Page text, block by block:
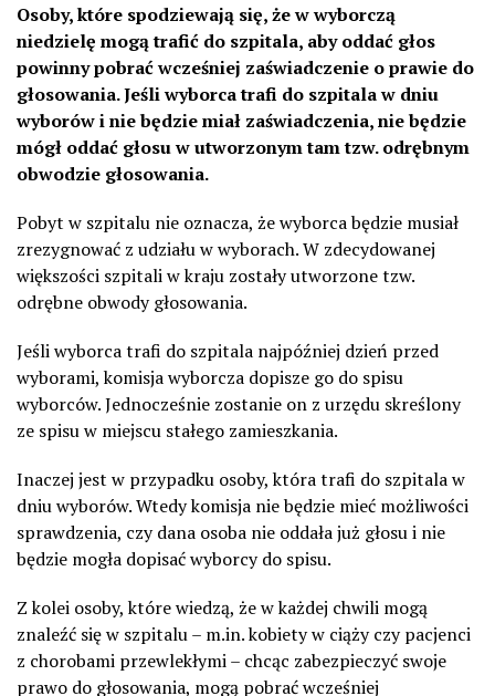
Osoby, które spodziewają się, że w wyborczą
niedzielę mogą trafić do szpitala, aby oddać głos
powinny pobrać wcześniej zaświadczenie o prawie do
głosowania. Jeśli wyborca trafi do szpitala w dniu
wyborów i nie będzie miał zaświadczenia, nie będzie
mógł oddać głosu w utworzonym tam tzw. odrębnym
obwodzie głosowania.
Pobyt w szpitalu nie oznacza, że wyborca będzie musiał
zrezygnować z udziału w wyborach. W zdecydowanej
większości szpitali w kraju zostały utworzone tzw.
odrębne obwody głosowania.
Jeśli wyborca trafi do szpitala najpóźniej dzień przed
wyborami, komisja wyborcza dopisze go do spisu
wyborców. Jednocześnie zostanie on z urzędu skreślony
ze spisu w miejscu stałego zamieszkania.
Inaczej jest w przypadku osoby, która trafi do szpitala w
dniu wyborów. Wtedy komisja nie będzie mieć możliwości
sprawdzenia, czy dana osoba nie oddała już głosu i nie
będzie mogła dopisać wyborcy do spisu.
Z kolei osoby, które wiedzą, że w każdej chwili mogą
znaleźć się w szpitalu – m.in. kobiety w ciąży czy pacjenci
z chorobami przewlekłymi – chcąc zabezpieczyć swoje
prawo do głosowania, mogą pobrać wcześniej